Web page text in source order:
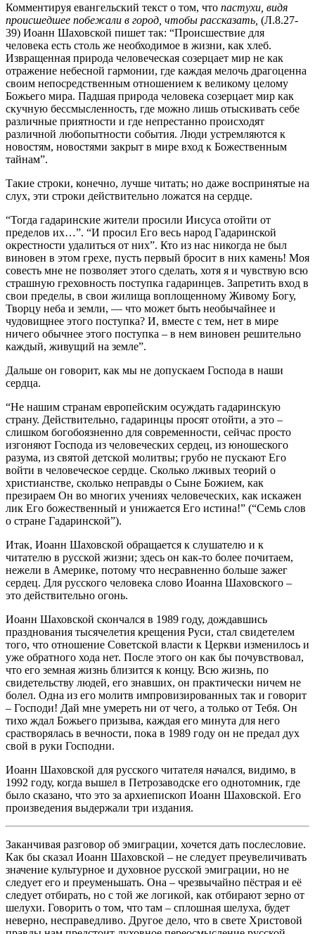
Комментируя евангельский текст о том, что пастухи, видя
происшедшее побежали в город, чтобы рассказать, (Л.8.27-
39) Иоанн Шаховской пишет так: “Происшествие для
человека есть столь же необходимое в жизни, как хлеб.
Извращенная природа человеческая созерцает мир не как
отражение небесной гармонии, где каждая мелочь драгоценна
своим непосредственным отношением к великому целому
Божьего мира. Падшая природа человека созерцает мир как
скучную бессмысленность, где можно лишь отыскивать себе
различные приятности и где непрестанно происходят
различной любопытности события. Люди устремляются к
новостям, новостями закрыт в мире вход к Божественным
тайнам”.
Такие строки, конечно, лучше читать; но даже воспринятые на
слух, эти строки действительно ложатся на сердце.
“Тогда гадаринские жители просили Иисуса отойти от
пределов их…”. “И просил Его весь народ Гадаринской
окрестности удалиться от них”. Кто из нас никогда не был
виновен в этом грехе, пусть первый бросит в них камень! Моя
совесть мне не позволяет этого сделать, хотя я и чувствую всю
страшную греховность поступка гадаринцев. Запретить вход в
свои пределы, в свои жилища воплощенному Живому Богу,
Творцу неба и земли, — что может быть необычайнее и
чудовищнее этого поступка? И, вместе с тем, нет в мире
ничего обычнее этого поступка – в нем виновен решительно
каждый, живущий на земле”.
Дальше он говорит, как мы не допускаем Господа в наши
сердца.
“Не нашим странам европейским осуждать гадаринскую
страну. Действительно, гадаринцы просят отойти, а это –
слишком богобоязненно для современности, сейчас просто
изгоняют Господа из человеческих сердец, из юношеского
разума, из святой детской молитвы; грубо не пускают Его
войти в человеческое сердце. Сколько лживых теорий о
христианстве, сколько неправды о Сыне Божием, как
презираем Он во многих учениях человеческих, как искажен
лик Его божественный и унижается Его истина!” (“Семь слов
о стране Гадаринской”).
Итак, Иоанн Шаховской обращается к слушателю и к
читателю в русской жизни; здесь он как-то более почитаем,
нежели в Америке, потому что несравненно больше зажег
сердец. Для русского человека слово Иоанна Шаховского –
это действительно огонь.
Иоанн Шаховской скончался в 1989 году, дождавшись
празднования тысячелетия крещения Руси, стал свидетелем
того, что отношение Советской власти к Церкви изменилось и
уже обратного хода нет. После этого он как бы почувствовал,
что его земная жизнь близится к концу. Всю жизнь, по
свидетельству людей, его знавших, он практически ничем не
болел. Одна из его молитв импровизированных так и говорит
– Господи! Дай мне умереть ни от чего, а только от Тебя. Он
тихо ждал Божьего призыва, каждая его минута для него
срастворялась в вечности, пока в 1989 году он не предал дух
свой в руки Господни.
Иоанн Шаховской для русского читателя начался, видимо, в
1992 году, когда вышел в Петрозаводске его однотомник, где
было сказано, что это за архиепископ Иоанн Шаховской. Его
произведения выдержали три издания.
Заканчивая разговор об эмиграции, хочется дать послесловие.
Как бы сказал Иоанн Шаховской – не следует преувеличивать
значение культурное и духовное русской эмиграции, но не
следует его и преуменьшать. Она – чрезвычайно пёстрая и её
следует отбирать, но с той же логикой, как отбирают зерно от
шелухи. Говорить о том, что там – сплошная шелуха, будет
неверно, несправедливо. Другое дело, что в свете Христовой